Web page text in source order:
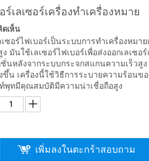
ร์เลเซอร์เครื่องทำเครื่องหมาย
ดเห็น
เซอร์ไฟเบอร์เป็นระบบการทำเครื่องหม
มันใช้เลเซอร์ไฟเบอร์เพื่อส่งออกเลเซอ
ชั่นหลังจากระบบกระจกสแกนความเร็วสู
น เครื่องนี้ใช้วิธีการระบายความร้อนข
พุทมีคุณสมบัติมีความน่าเชื่อถือสูง
เพิ่มลงในตะกร้าสอบถาม